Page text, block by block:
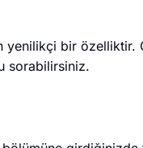
yenilikçi bir özelliktir.
sorabilirsiniz.